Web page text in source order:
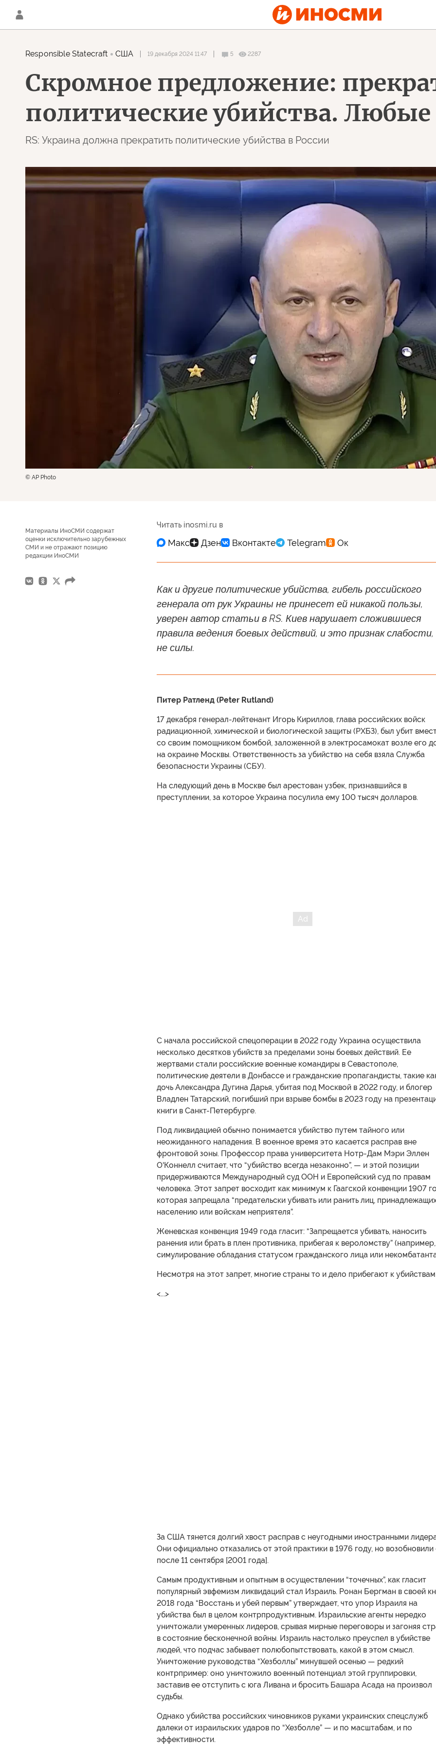
Responsible Statecraft США 19 декабря 2024 11:47 5 2287
Скромное предложение:
политические убийства. Любые
RS: Украина должна прекратить политические убийства в России
© AP Photo
Материалы ИноСМИ содержат
оценки исключительно зарубежных
СМИ и не отражают позицию
редакции ИноСМИ
Читать inosmi.ru в
Как и другие политические убийства, гибель российского
генерала от рук Украины не принесет ей никакой пользы,
уверен автор статьи в RS. Киев нарушает сложившиеся
правила ведения боевых действий, и это признак слабости,
не силы.
Питер Ратленд (Peter Rutland)
17 декабря генерал-лейтенант Игорь Кириллов, глава российских войск
радиационной, химической и биологической защиты (РХБЗ), был убит
со своим помощником бомбой, заложенной в электросамокат возле его
на окраине Москвы. Ответственность за убийство на себя взяла Служба
безопасности Украины (СБУ).
На следующий день в Москве был арестован узбек, признавшийся в
преступлении, за которое Украина посулила ему 100 тысяч долларов.
С начала российской спецоперации в 2022 году Украина осуществила
несколько десятков убийств за пределами зоны боевых действий. Ее
жертвами стали российские военные командиры в Севастополе,
политические деятели в Донбассе и гражданские пропагандисты, такие
дочь Александра Дугина Дарья, убитая под Москвой в 2022 году, и блогер
Владлен Татарский, погибший при взрыве бомбы в 2023 году на
книги в Санкт-Петербурге.
Под ликвидацией обычно понимается убийство путем тайного или
неожиданного нападения. В военное время это касается расправ вне
фронтовой зоны. Профессор права университета Нотр-Дам Мэри Эллен
О'Коннелл считает, что “убийство всегда незаконно”, — и этой позиции
придерживаются Международный суд ООН и Европейский суд по правам
человека. Этот запрет восходит как минимум к Гаагской конвенции 1907
которая запрещала “предательски убивать или ранить лиц,
населению или войскам неприятеля”.
Женевская конвенция 1949 года гласит: “Запрещается убивать, наносить
ранения или брать в плен противника, прибегая к вероломству” (например,
симулирование обладания статусом гражданского лица или
Несмотря на этот запрет, многие страны то и дело прибегают к
<...>
За США тянется долгий хвост расправ с неугодными иностранными
Они официально отказались от этой практики в 1976 году, но возобновили
после 11 сентября [2001 года].
Самым продуктивным и опытным в осуществлении “точечных”, как гласит
популярный эвфемизм ликвидаций стал Израиль. Ронан Бергман в своей
2018 года “Восстань и убей первым” утверждает, что упор Израиля на
убийства был в целом контрпродуктивным. Израильские агенты нередко
уничтожали умеренных лидеров, срывая мирные переговоры и загоняя
в состояние бесконечной войны. Израиль настолько преуспел в убийстве
людей, что подчас забывает полюбопытствовать, какой в этом смысл.
Уничтожение руководства “Хезболлы” минувшей осенью — редкий
контрпример: оно уничтожило военный потенциал этой группировки,
заставив ее отступить с юга Ливана и бросить Башара Асада на произвол
судьбы.
Однако убийства российских чиновников руками украинских спецслужб
далеки от израильских ударов по “Хезболле” — и по масштабам, и по
эффективности.